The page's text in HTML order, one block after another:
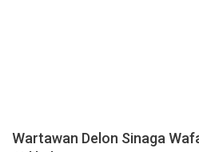
Wartawan Delon Sinaga